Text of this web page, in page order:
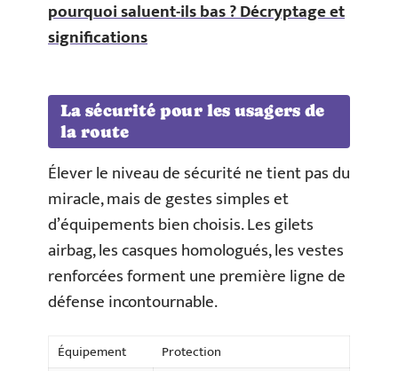
pourquoi saluent-ils bas ? Décryptage et
significations
La sécurité pour les usagers de
la route
Élever le niveau de sécurité ne tient pas du
miracle, mais de gestes simples et
d’équipements bien choisis. Les gilets
airbag, les casques homologués, les vestes
renforcées forment une première ligne de
défense incontournable.
Équipement
Protection